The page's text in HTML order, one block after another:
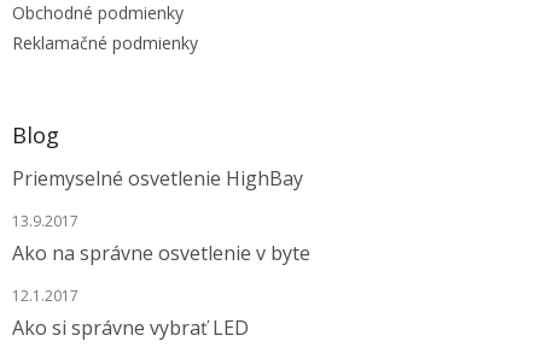
Obchodné podmienky
Reklamačné podmienky
Blog
Priemyselné osvetlenie HighBay
13.9.2017
Ako na správne osvetlenie v byte
12.1.2017
Ako si správne vybrať LED